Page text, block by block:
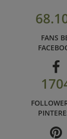
FANS